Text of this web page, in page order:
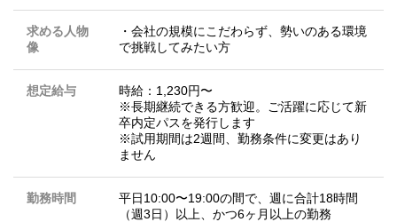
求める人物
像
・会社の規模にこだわらず、勢いのある環境
で挑戦してみたい方
想定給与
時給：1,230円〜
※長期継続できる方歓迎。ご活躍に応じて新
卒内定パスを発行します
※試用期間は2週間、勤務条件に変更はあり
ません
勤務時間
平日10:00〜19:00の間で、週に合計18時間
（週3日）以上、かつ6ヶ月以上の勤務